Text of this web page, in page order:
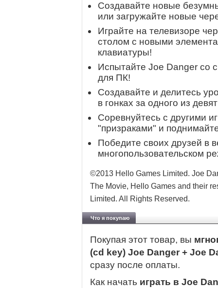
Создавайте новые
или загружайте новые
Играйте на телевизоре
столом с новыми
клавиатуры!
Испытайте Joe Danger со
для ПК!
Создавайте и делитесь
в гонках за одного из
Соревнуйтесь с другими
"призраками" и
Победите своих друзей в
многопользовательском
©2013 Hello Games Limited. Joe
The Movie, Hello Games and their
Limited. All Rights Reserved.
Что я покупаю
Покупая этот товар, вы
(cd key) Joe Danger + Joe
сразу после оплаты.
Как начать играть в Joe